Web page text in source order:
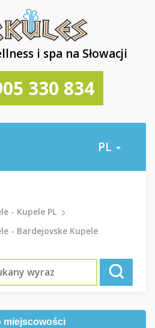
i spa na Słowacji
330 834
PL
- Kupele PL
- Bardejovske Kupele
miejscowości